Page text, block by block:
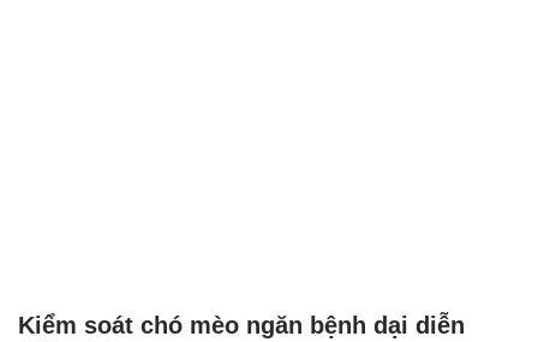
Kiểm soát chó mèo ngăn bệnh dại diễn